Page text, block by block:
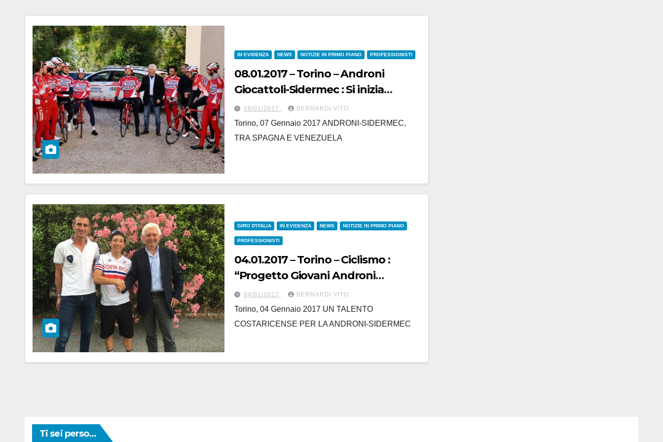
IN EVIDENZA NEWS NOTIZIE IN PRIMO PIANO PROFESSIONISTI
08.01.2017 – Torino – Androni
Giocattoli-Sidermec : Si inizia
parlando spagnolo
08/01/2017 BERNARDI VITO
Torino, 07 Gennaio 2017 ANDRONI-SIDERMEC,
TRA SPAGNA E VENEZUELA
GIRO D'ITALIA IN EVIDENZA NEWS NOTIZIE IN PRIMO PIANO
PROFESSIONISTI
04.01.2017 – Torino – Ciclismo :
“Progetto Giovani Androni
Sidermec”, con Kevin Rivera un
altro tassello per proseguire sulla
strada della valorizzazione dei
04/01/2017 BERNARDI VITO
Torino, 04 Gennaio 2017 UN TALENTO
COSTARICENSE PER LA ANDRONI-SIDERMEC
Ti sei perso...